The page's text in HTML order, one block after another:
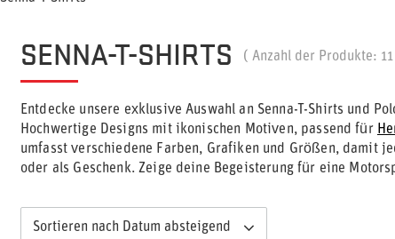
SENNA-T-SHIRTS ( Anzahl der Produkte: 11
Entdecke unsere exklusive Auswahl an Senna-T-Shirts und
Hochwertige Designs mit ikonischen Motiven, passend für
umfasst verschiedene Farben, Grafiken und Größen, damit
oder als Geschenk. Zeige deine Begeisterung für eine
Sortieren nach Datum absteigend